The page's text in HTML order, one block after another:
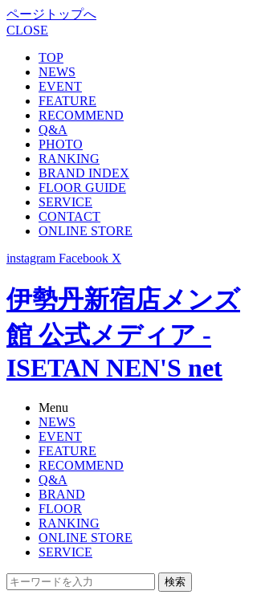
ページトップへ
CLOSE
TOP
NEWS
EVENT
FEATURE
RECOMMEND
Q&A
PHOTO
RANKING
BRAND INDEX
FLOOR GUIDE
SERVICE
CONTACT
ONLINE STORE
instagram Facebook X
伊勢丹新宿店メンズ
館 公式メディア -
ISETAN NEN'S net
Menu
NEWS
EVENT
FEATURE
RECOMMEND
Q&A
BRAND
FLOOR
RANKING
ONLINE STORE
SERVICE
検索